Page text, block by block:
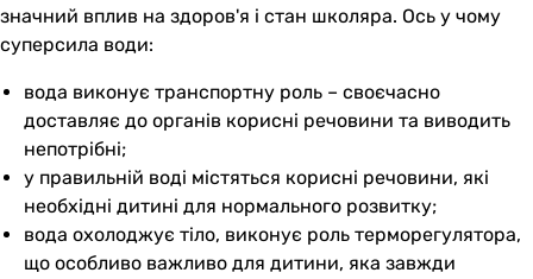
значний вплив на здоров'я і стан школяра. Ось у чому
суперсила води:
вода виконує транспортну роль – своєчасно
доставляє до органів корисні речовини та виводить
непотрібні;
у правильній воді містяться корисні речовини, які
необхідні дитині для нормального розвитку;
вода охолоджує тіло, виконує роль терморегулятора,
що особливо важливо для дитини, яка завжди